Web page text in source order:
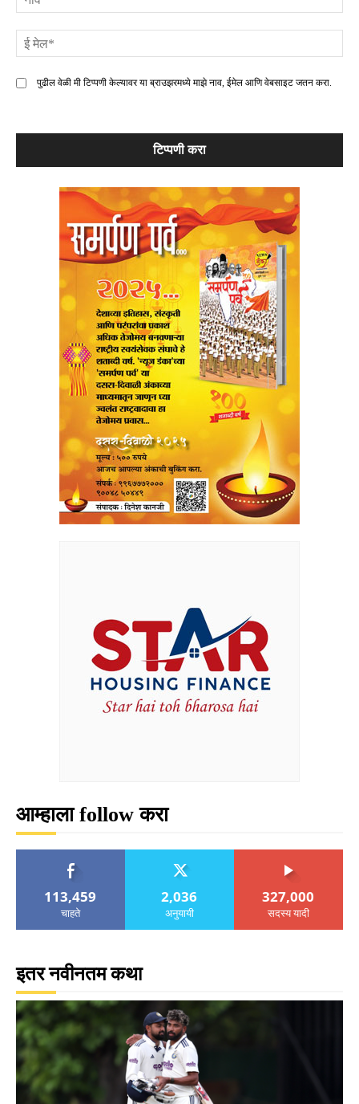
पुढील वेळी मी टिप्पणी केल्यावर या ब्राउझरमध्ये माझे नाव, ईमेल आणि वेबसाइट जतन करा.
आम्हाला follow करा
113,459
चाहते
2,036
अनुयायी
327,000
सदस्य यादी
इतर नवीनतम कथा